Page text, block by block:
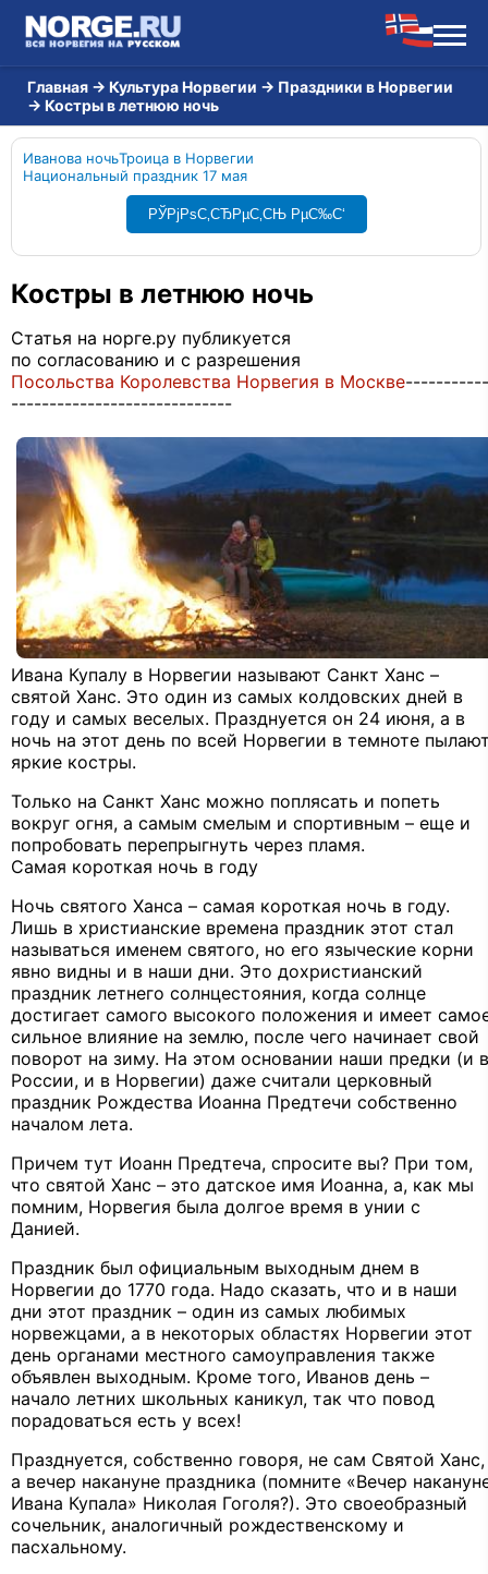
Главная → Культура Норвегии → Праздники в Норвегии
→ Костры в летнюю ночь
Иванова ночьТроица в Норвегии
Национальный праздник 17 мая
РЎРјРѕС‚СЂРµС‚СЊ РµС‰С‘
Костры в летнюю ночь
Статья на норге.ру публикуется
по согласованию и с разрешения
Посольства Королевства Норвегия в Москве-----------
-----------------------------
Ивана Купалу в Норвегии называют Санкт Ханс –
святой Ханс. Это один из самых колдовских дней в
году и самых веселых. Празднуется он 24 июня, а в
ночь на этот день по всей Норвегии в темноте
яркие костры.
Только на Санкт Ханс можно поплясать и попеть
вокруг огня, а самым смелым и спортивным – еще и
попробовать перепрыгнуть через пламя.
Самая короткая ночь в году
Ночь святого Ханса – самая короткая ночь в году.
Лишь в христианские времена праздник этот стал
называться именем святого, но его языческие корни
явно видны и в наши дни. Это дохристианский
праздник летнего солнцестояния, когда солнце
достигает самого высокого положения и имеет
сильное влияние на землю, после чего начинает свой
поворот на зиму. На этом основании наши предки (и в
России, и в Норвегии) даже считали церковный
праздник Рождества Иоанна Предтечи собственно
началом лета.
Причем тут Иоанн Предтеча, спросите вы? При том,
что святой Ханс – это датское имя Иоанна, а, как мы
помним, Норвегия была долгое время в унии с
Данией.
Праздник был официальным выходным днем в
Норвегии до 1770 года. Надо сказать, что и в наши
дни этот праздник – один из самых любимых
норвежцами, а в некоторых областях Норвегии этот
день органами местного самоуправления также
объявлен выходным. Кроме того, Иванов день –
начало летних школьных каникул, так что повод
порадоваться есть у всех!
Празднуется, собственно говоря, не сам Святой Ханс,
а вечер накануне праздника (помните «Вечер
Ивана Купала» Николая Гоголя?). Это своеобразный
сочельник, аналогичный рождественскому и
пасхальному.